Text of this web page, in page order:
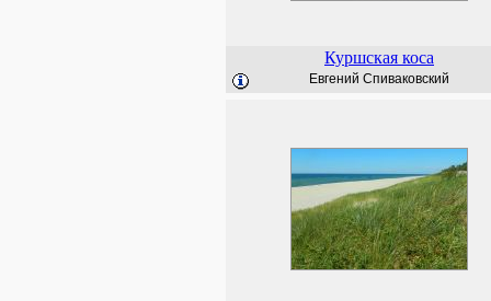
Куршская коса
Евгений Спиваковский